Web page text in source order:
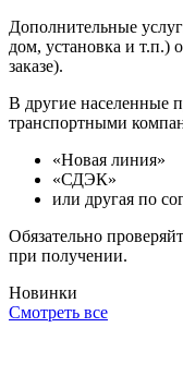
Дополнительные
дом, установка и т.п.)
заказе).
В другие населенные
транспортными
«Новая линия»
«СДЭК»
или другая по
Обязательно
при получении.
Новинки
Смотреть все